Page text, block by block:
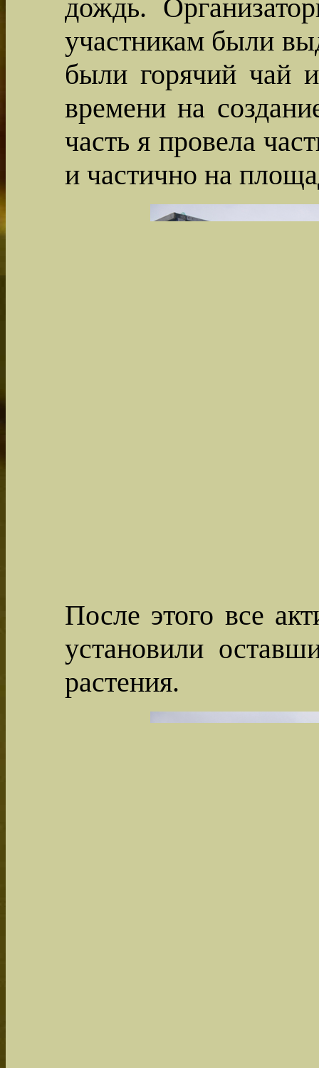
дождь.
участникам были
были горячий чай
времени на
часть я провела
и частично на
После этого все
установили
растения.